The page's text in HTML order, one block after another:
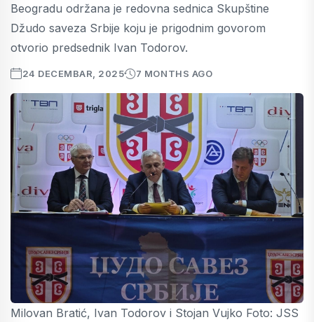
Beogradu održana je redovna sednica Skupštine
Džudo saveza Srbije koju je prigodnim govorom
otvorio predsednik Ivan Todorov.
24 DECEMBAR, 2025 7 MONTHS AGO
Milovan Bratić, Ivan Todorov i Stojan Vujko Foto: JSS